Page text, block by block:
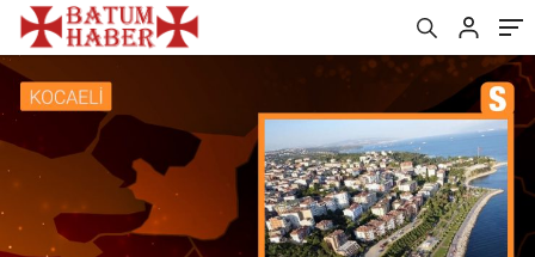
misyonu için yola çıkıyor